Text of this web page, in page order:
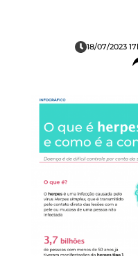
18/07/2023